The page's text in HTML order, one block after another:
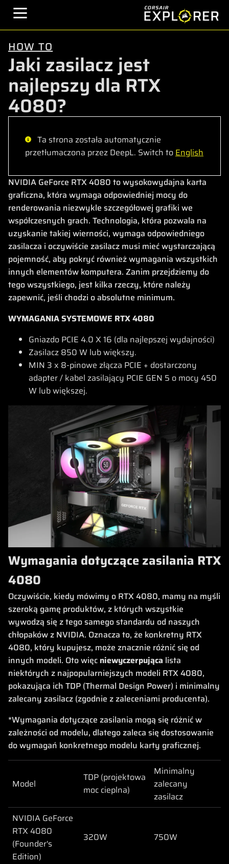
HOW TO
Jaki zasilacz jest
najlepszy dla RTX
4080?
Ta strona została automatycznie
przetłumaczona przez DeepL. Switch toEnglish
NVIDIA GeForce RTX 4080 to wysokowydajna karta
graficzna, która wymaga odpowiedniej mocy do
renderowania niezwykle szczegółowej grafiki we
współczesnych grach. Technologia, która pozwala na
uzyskanie takiej wierności, wymaga odpowiedniego
zasilacza i oczywiście zasilacz musi mieć wystarczającą
pojemność, aby pokryć również wymagania wszystkich
innych elementów komputera. Zanim przejdziemy do
tego wszystkiego, jest kilka rzeczy, które należy
zapewnić, jeśli chodzi o absolutne minimum.
WYMAGANIA SYSTEMOWE RTX 4080
Gniazdo PCIE 4.0 X 16 (dla najlepszej wydajności)
Zasilacz 850 W lub większy.
MIN 3 x 8-pinowe złącza PCIE + dostarczony
adapter / kabel zasilający PCIE GEN 5 o mocy 450
W lub większej.
Wymagania dotyczące zasilania RTX
4080
Oczywiście, kiedy mówimy o RTX 4080, mamy na myśli
szeroką gamę produktów, z których wszystkie
wywodzą się z tego samego standardu od naszych
chłopaków z NVIDIA. Oznacza to, że konkretny RTX
4080, który kupujesz, może znacznie różnić się od
innych modeli. Oto więc niewyczerpująca lista
niektórych z najpopularniejszych modeli RTX 4080,
pokazująca ich TDP (Thermal Design Power) i minimalny
zalecany zasilacz (zgodnie z zaleceniami producenta).
*Wymagania dotyczące zasilania mogą się różnić w
zależności od modelu, dlatego zaleca się dostosowanie
do wymagań konkretnego modelu karty graficznej.
Model
TDP (projektowa
moc cieplna)
Minimalny
zalecany
zasilacz
NVIDIA GeForce
RTX 4080
(Founder's
Edition)
320W 750W